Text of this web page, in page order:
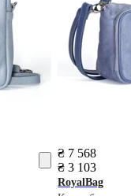
₴ 7 568
₴ 3 103
RoyalBag